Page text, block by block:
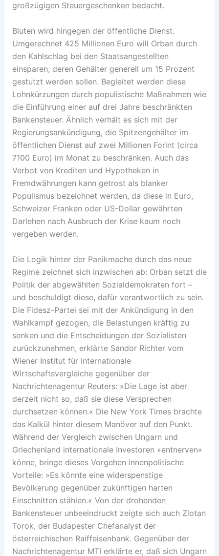
großzügigen Steuergeschenken bedacht.
Bluten wird hingegen der öffentliche Dienst.
Umgerechnet 425 Millionen Euro will Orban durch
den Kahlschlag bei den Staatsangestellten
einsparen, deren Gehälter generell um 15 Prozent
gestutzt werden sollen. Begleitet werden diese
Lohnkürzungen durch populistische Maßnahmen wie
die Einführung einer auf drei Jahre beschränkten
Bankensteuer. Ähnlich verhält es sich mit der
Regierungsankündigung, die Spitzengehälter im
öffentlichen Dienst auf zwei Millionen Forint (circa
7100 Euro) im Monat zu beschränken. Auch das
Verbot von Krediten und Hypotheken in
Fremdwährungen kann getrost als blanker
Populismus bezeichnet werden, da diese in Euro,
Schweizer Franken oder US-Dollar gewährten
Darlehen nach Ausbruch der Krise kaum noch
vergeben werden.
Die Logik hinter der Panikmache durch das neue
Regime zeichnet sich inzwischen ab: Orban setzt die
Politik der abgewählten Sozialdemokraten fort –
und beschuldigt diese, dafür verantwortlich zu sein.
Die Fidesz-Partei sei mit der Ankündigung in den
Wahlkampf gezogen, die Belastungen kräftig zu
senken und die Entscheidungen der Sozialisten
zurückzunehmen, erklärte Sandor Richter vom
Wiener Institut für Internationale
Wirtschaftsvergleiche gegenüber der
Nachrichtenagentur Reuters: »Die Lage ist aber
derzeit nicht so, daß sie diese Versprechen
durchsetzen können.« Die New York Times brachte
das Kalkül hinter diesem Manöver auf den Punkt.
Während der Vergleich zwischen Ungarn und
Griechenland internationale Investoren »entnerven«
könne, bringe dieses Vorgehen innenpolitische
Vorteile: »Es könnte eine widerspenstige
Bevölkerung gegenüber zukünftigen harten
Einschnitten stählen.« Von der drohenden
Bankensteuer unbeeindruckt zeigte sich auch Zlotan
Torok, der Budapester Chefanalyst der
österreichischen Raiffeisenbank. Gegenüber der
Nachrichtenagentur MTI erklärte er, daß sich Ungarn